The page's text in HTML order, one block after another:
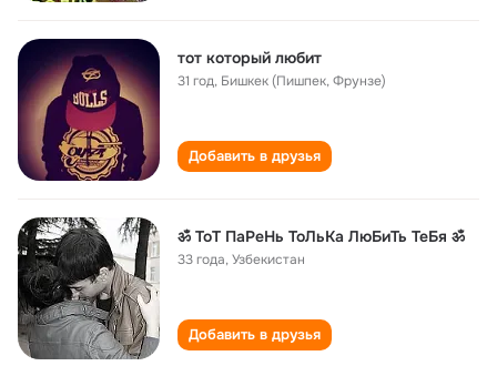
тот который любит
31 год, Бишкек (Пишпек, Фрунзе)
Добавить в друзья
ॐ ТоТ ПаРеНь ТоЛьКа ЛюБиТь ТеБя ॐ
33 года,Узбекистан
Добавить в друзья